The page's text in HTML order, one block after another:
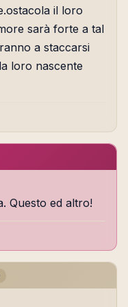
il loro
sarà forte a tal
a staccarsi
loro nascente
Questo ed altro!